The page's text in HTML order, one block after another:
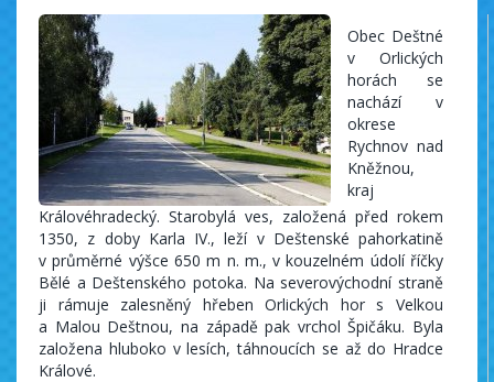
Obec Deštné
v Orlických
horách se
nachází v
okrese
Rychnov nad
Kněžnou,
kraj
Královéhradecký. Starobylá ves, založená před rokem
1350, z doby Karla IV., leží v Deštenské pahorkatině
v průměrné výšce 650 m n. m., v kouzelném údolí říčky
Bělé a Deštenského potoka. Na severovýchodní straně
ji rámuje zalesněný hřeben Orlických hor s Velkou
a Malou Deštnou, na západě pak vrchol Špičáku. Byla
založena hluboko v lesích, táhnoucích se až do Hradce
Králové.